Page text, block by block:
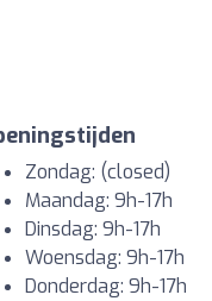
Zondag: (closed)
Maandag: 9h-17h
Dinsdag: 9h-17h
Woensdag: 9h-17h
Donderdag: 9h-17h